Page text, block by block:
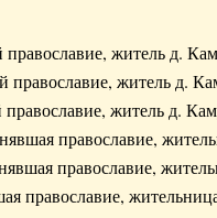
православие, житель
православие, житель
православие, житель д.
православие,
православие,
православие,